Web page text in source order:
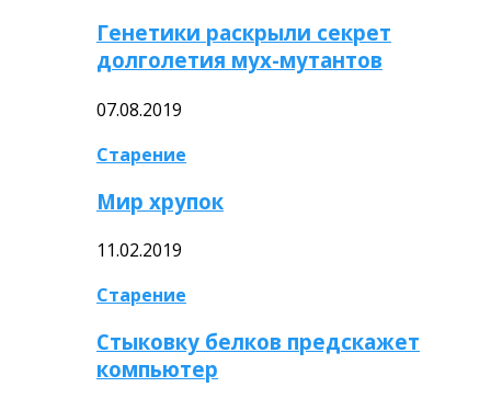
Генетики раскрыли секрет
долголетия мух-мутантов
07.08.2019
Старение
Мир хрупок
11.02.2019
Старение
Стыковку белков предскажет
компьютер